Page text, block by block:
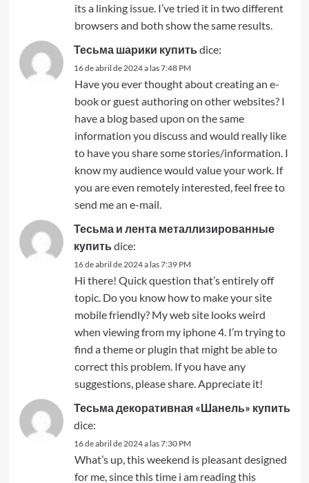
its a linking issue. I’ve tried it in two different
browsers and both show the same results.
Тесьма шарики купить dice:
16 de abril de 2024 a las 7:48 PM
Have you ever thought about creating an e-
book or guest authoring on other websites? I
have a blog based upon on the same
information you discuss and would really like
to have you share some stories/information. I
know my audience would value your work. If
you are even remotely interested, feel free to
send me an e-mail.
Тесьма и лента металлизированные
купить dice:
16 de abril de 2024 a las 7:39 PM
Hi there! Quick question that’s entirely off
topic. Do you know how to make your site
mobile friendly? My web site looks weird
when viewing from my iphone 4. I’m trying to
find a theme or plugin that might be able to
correct this problem. If you have any
suggestions, please share. Appreciate it!
Тесьма декоративная «Шанель» купить
dice:
16 de abril de 2024 a las 7:30 PM
What’s up, this weekend is pleasant designed
for me, since this time i am reading this